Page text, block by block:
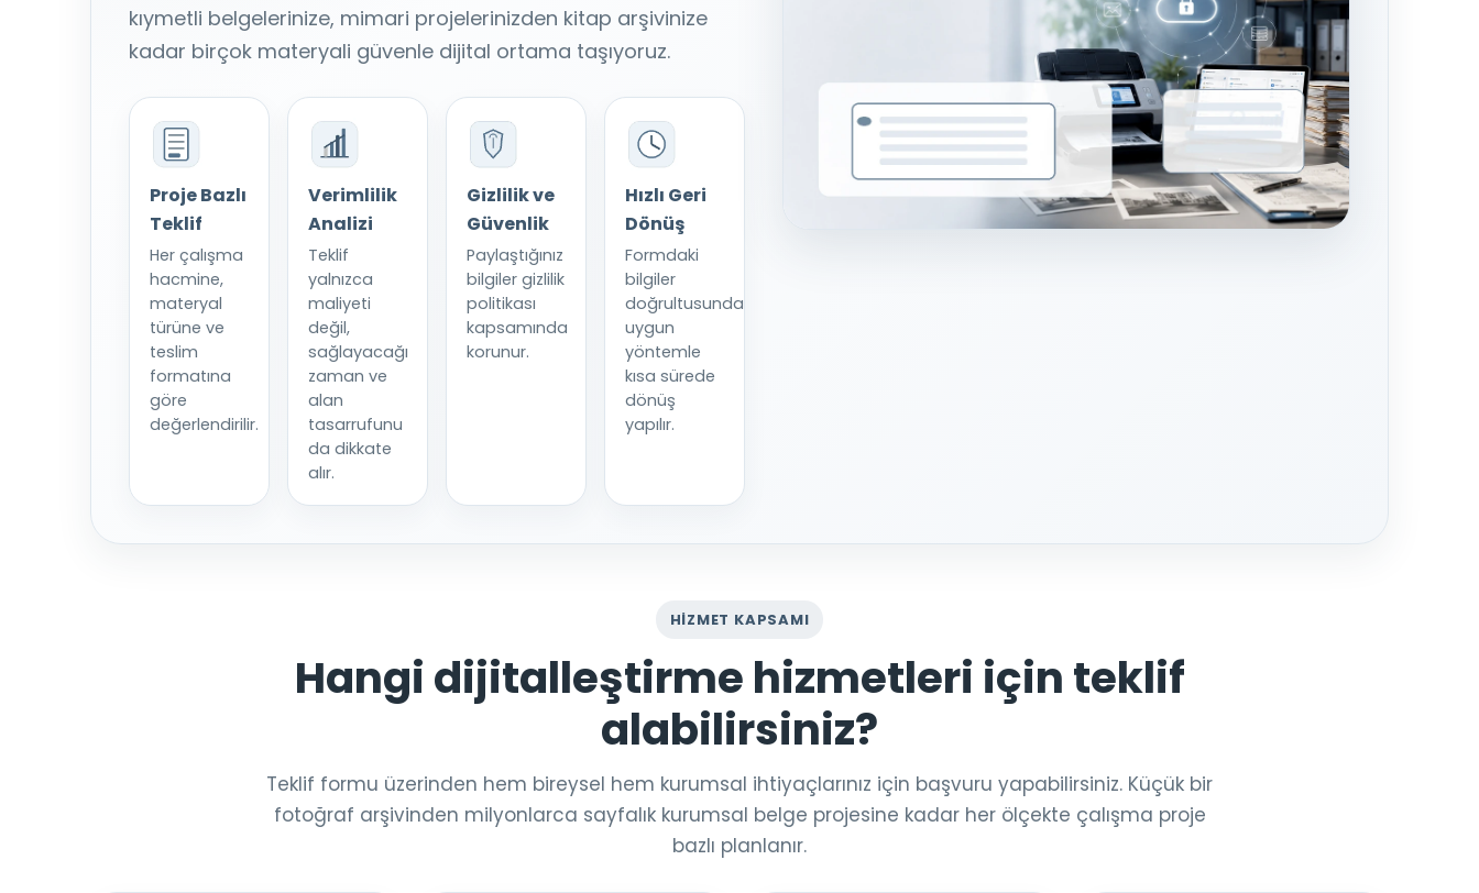
kıymetli belgelerinize, mimari projelerinizden kitap arşivinize
kadar birçok materyali güvenle dijital ortama taşıyoruz.
Proje Bazlı
Teklif
Her çalışma
hacmine,
materyal
türüne ve
teslim
formatına
göre
değerlendirilir.
Verimlilik
Analizi
Teklif
yalnızca
maliyeti
değil,
sağlayacağı
zaman ve
alan
tasarrufunu
da dikkate
alır.
Gizlilik ve
Güvenlik
Paylaştığınız
bilgiler gizlilik
politikası
kapsamında
korunur.
Hızlı Geri
Dönüş
Formdaki
bilgiler
doğrultusunda
uygun
yöntemle
kısa sürede
dönüş
yapılır.
HIZMET KAPSAMI
Hangi dijitalleştirme hizmetleri için teklif
alabilirsiniz?
Teklif formu üzerinden hem bireysel hem kurumsal ihtiyaçlarınız için başvuru yapabilirsiniz. Küçük bir
fotoğraf arşivinden milyonlarca sayfalık kurumsal belge projesine kadar her ölçekte çalışma proje
bazlı planlanır.